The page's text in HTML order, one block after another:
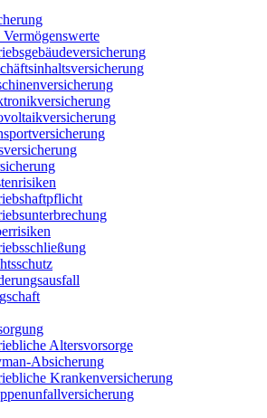
Vermögenswerte
Altersvorsorge
Absicherung
Krankenversicherung